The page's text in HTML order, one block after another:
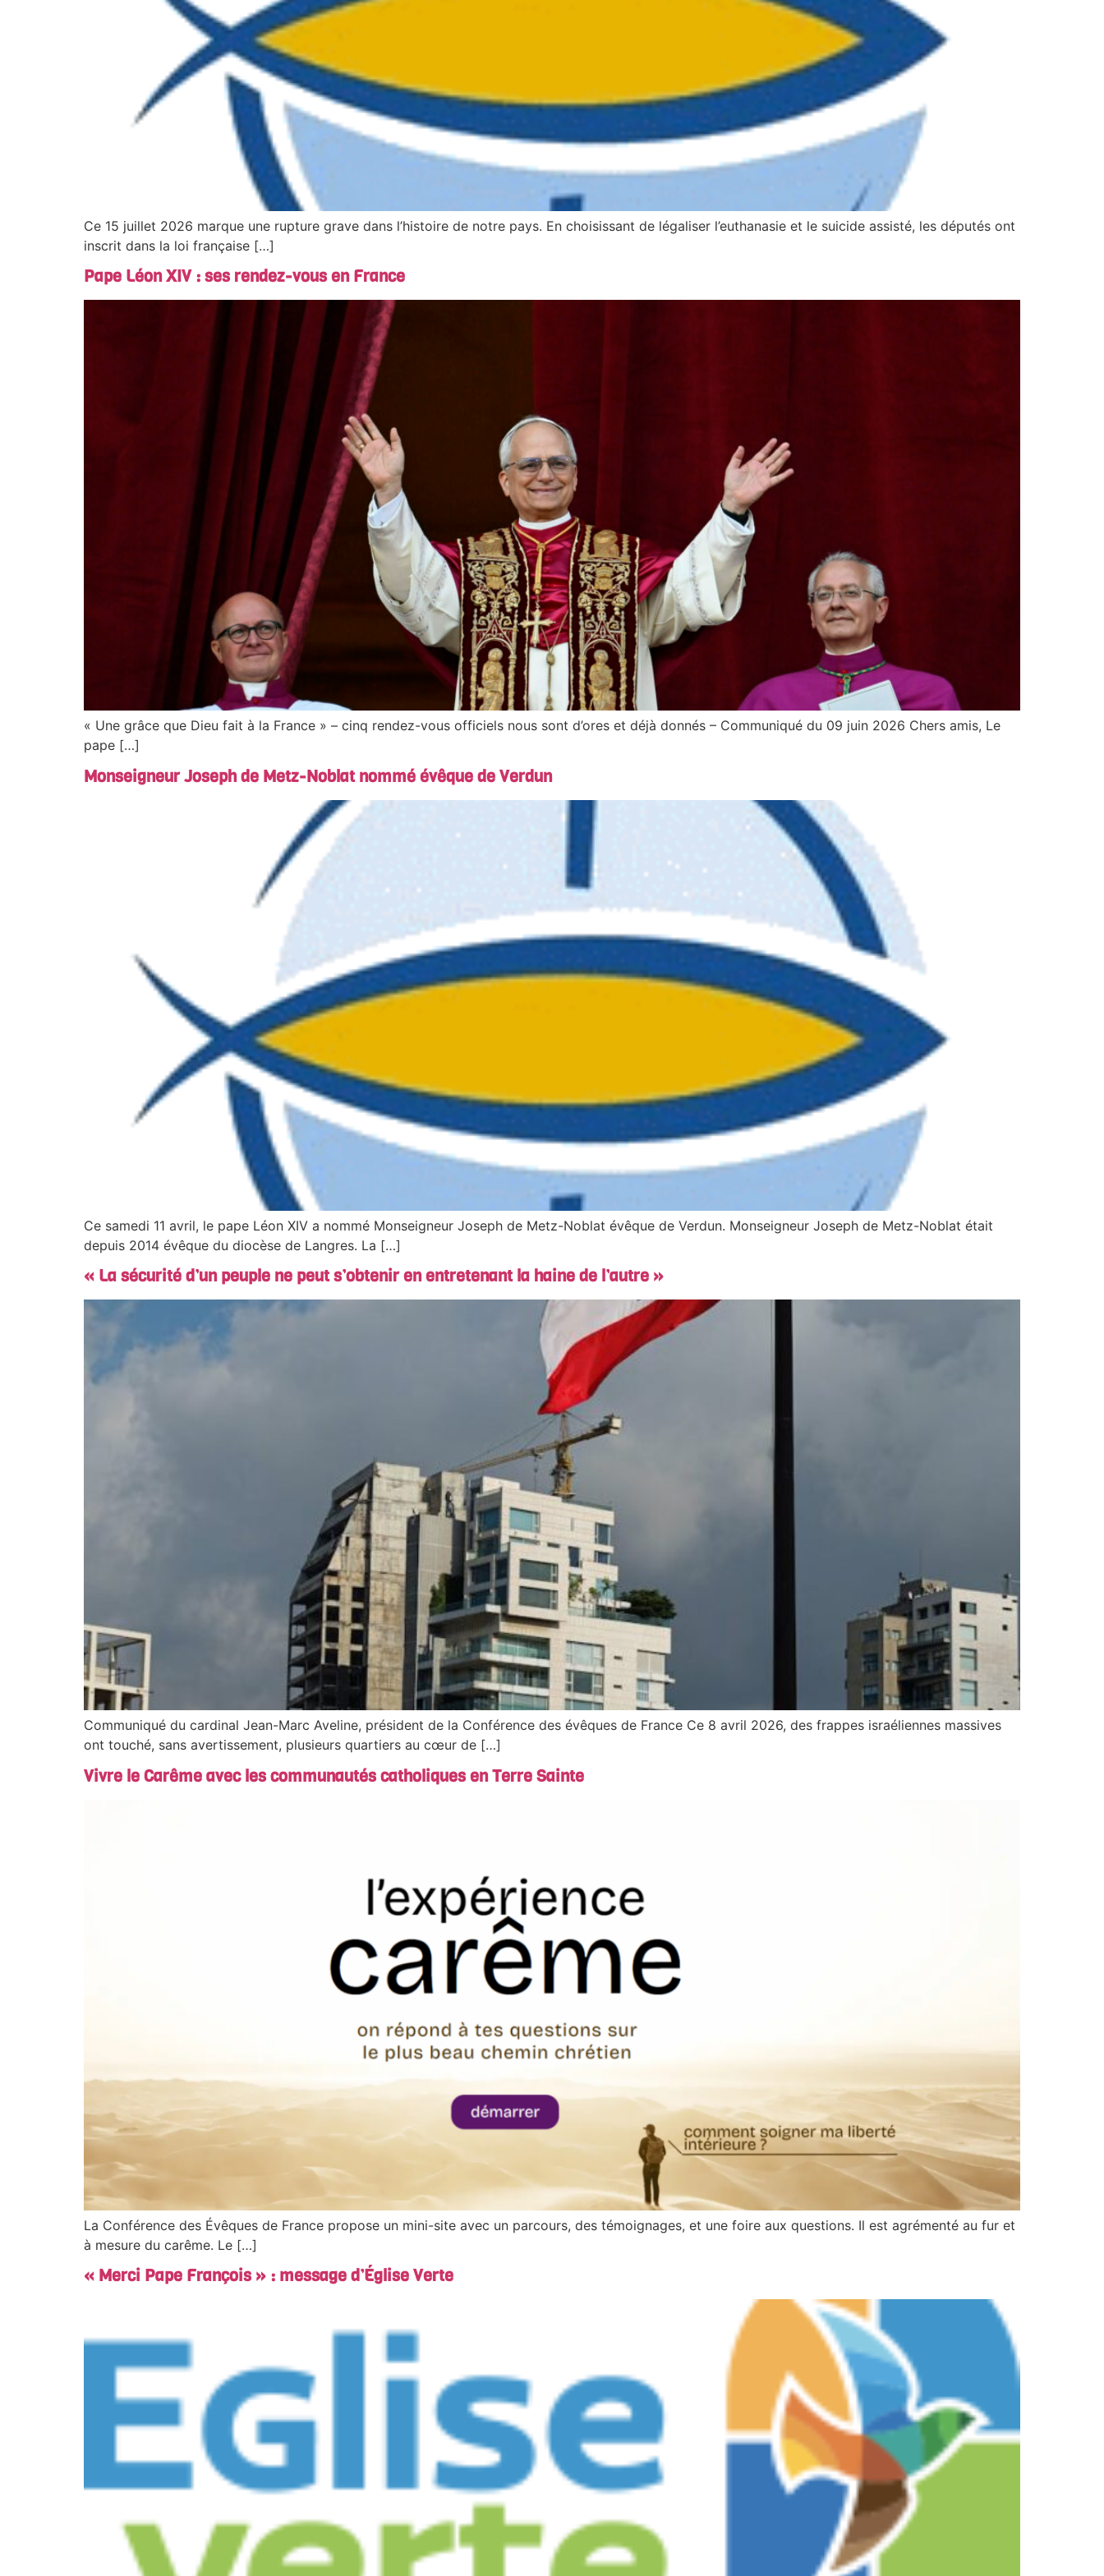
Ce 15 juillet 2026 marque une rupture grave dans l’histoire de notre pays. En choisissant de légaliser l’euthanasie et le suicide assisté, les députés ont
inscrit dans la loi française […]
Pape Léon XIV : ses rendez-vous en France
« Une grâce que Dieu fait à la France » – cinq rendez-vous officiels nous sont d’ores et déjà donnés – Communiqué du 09 juin 2026 Chers amis, Le
pape […]
Monseigneur Joseph de Metz-Noblat nommé évêque de Verdun
Ce samedi 11 avril, le pape Léon XIV a nommé Monseigneur Joseph de Metz-Noblat évêque de Verdun. Monseigneur Joseph de Metz-Noblat était
depuis 2014 évêque du diocèse de Langres. La […]
« La sécurité d’un peuple ne peut s’obtenir en entretenant la haine de l’autre »
Communiqué du cardinal Jean-Marc Aveline, président de la Conférence des évêques de France Ce 8 avril 2026, des frappes israéliennes massives
ont touché, sans avertissement, plusieurs quartiers au cœur de […]
Vivre le Carême avec les communautés catholiques en Terre Sainte
La Conférence des Évêques de France propose un mini-site avec un parcours, des témoignages, et une foire aux questions. Il est agrémenté au fur et
à mesure du carême. Le […]
« Merci Pape François » : message d’Église Verte